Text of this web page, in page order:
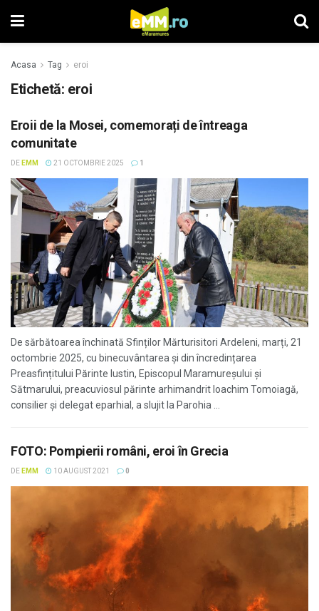
Acasa Tag eroi
Etichetă: eroi
Eroii de la Mosei, comemorați de întreaga
comunitate
DE EMM 21 OCTOMBRIE 2025 1
De sărbătoarea închinată Sfinților Mărturisitori Ardeleni, marți, 21
octombrie 2025, cu binecuvântarea și din încredințarea
Preasfințitului Părinte Iustin, Episcopul Maramureșului și
Sătmarului, preacuviosul părinte arhimandrit Ioachim Tomoiagă,
consilier și delegat eparhial, a slujit la Parohia ...
FOTO: Pompierii români, eroi în Grecia
DE EMM 10 AUGUST 2021 0